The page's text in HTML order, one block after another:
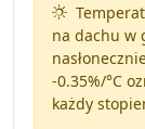
na dachu w
-0.35%/°C
każdy